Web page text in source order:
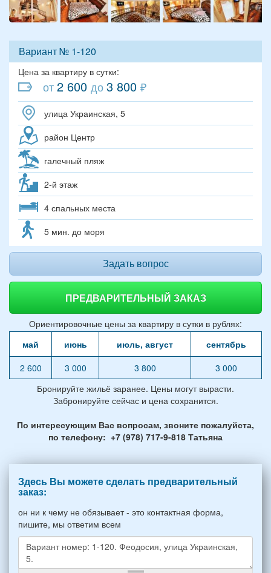
Вариант № 1-120
Цена за квартиру в сутки:
от2 600 до3 800 ₽
улица Украинская, 5
район Центр
галечный пляж
2-й этаж
4 спальных места
5 мин. до моря
Задать вопрос
ПРЕДВАРИТЕЛЬНЫЙ ЗАКАЗ
Ориентировочные цены за квартиру в сутки в рублях:
май
июнь июль, август
сентябрь
2 600
3 000 3 800
3 000
Бронируйте жильё заранее. Цены могут вырасти.
Забронируйте сейчас и цена сохранится.
По интересующим Вас вопросам, звоните пожалуйста,
по телефону: +7 (978) 717-9-818 Татьяна
Здесь Вы можете сделать предварительный
заказ:
он ни к чему не обязывает - это контактная форма,
пишите, мы ответим всем